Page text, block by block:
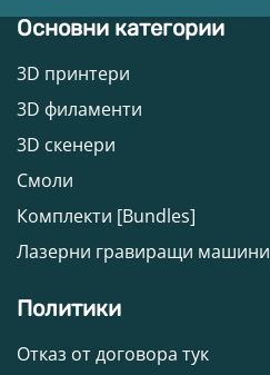
Основни категории
3D принтери
3D филаменти
3D скенери
Смоли
Комплекти [Bundles]
Лазерни гравиращи машини
Политики
Отказ от договора тук